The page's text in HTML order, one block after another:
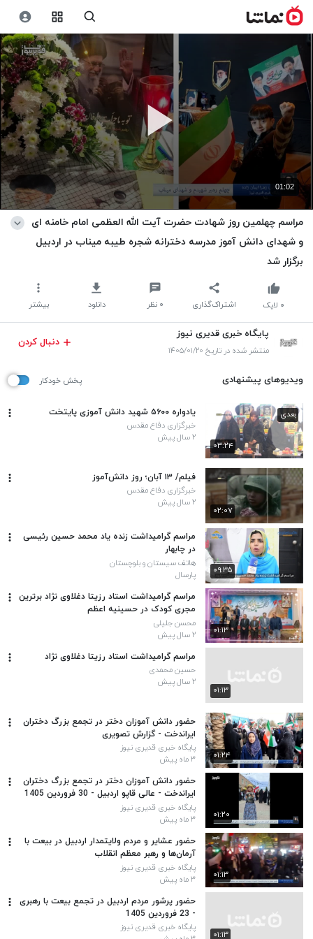
01:02
مراسم چهلمین روز شهادت حضرت آیت الله العظمی امام خامنه ای
و شهدای دانش آموز مدرسه دخترانه شجره طیبه میناب در اردبیل
برگزار شد
اشتراک‌گذاری ۰ نظر دانلود بیشتر ۰ لایک
پایگاه خبری قدیری نیوز
منتشر شده در تاریخ ۱۴۰۵/۰۱/۲۰
دنبال کردن
ویدیوهای پیشنهادی پخش خودکار
۰۳:۲۴
بعدی یادواره ۵۶۰۰ شهید دانش آموزی پایتخت
خبرگزاری دفاع مقدس
۲ سال پیش
۰۲:۰۷
فیلم/ ۱۳ آبان؛ روز دانش‌آموز
خبرگزاری دفاع مقدس
۲ سال پیش
۰۹:۳۵
مراسم گرامیداشت زنده یاد محمد حسین رئیسی
در چابهار
هاتف سیستان و بلوچستان
پارسال
۰۱:۱۳
مراسم گرامیداشت استاد رزیتا دغلاوی نژاد برترین
مجری کودک در حسینیه اعظم
محسن جلیلی
۲ سال پیش
۰۱:۱۳
مراسم گرامیداشت استاد رزیتا دغلاوی نژاد
حسین محمدی
۲ سال پیش
۰۱:۲۴
حضور دانش آموزان دختر در تجمع بزرگ دختران
ایراندخت - گزارش تصویری
پایگاه خبری قدیری نیوز
۳ ماه پیش
۰۱:۲۰
حضور دانش آموزان دختر در تجمع بزرگ دختران
ایراندخت - عالی قاپو اردبیل - 30 فروردین 1405
پایگاه خبری قدیری نیوز
۳ ماه پیش
۰۱:۱۳
حضور عشایر و مردم ولایتمدار اردبیل در بیعت با
آرمان‌ها و رهبر معظم انقلاب
پایگاه خبری قدیری نیوز
۳ ماه پیش
۰۱:۱۳
حضور پرشور مردم اردبیل در تجمع بیعت با رهبری
- 23 فروردین 1405
پایگاه خبری قدیری نیوز